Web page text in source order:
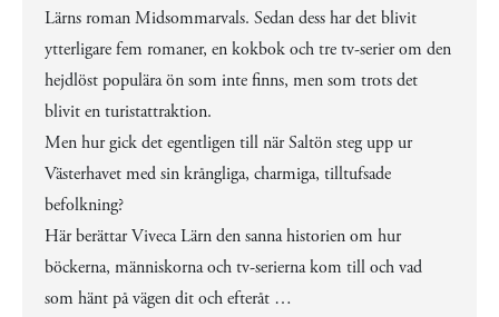
Lärns roman Midsommarvals. Sedan dess har det blivit
ytterligare fem romaner, en kokbok och tre tv-serier om den
hejdlöst populära ön som inte finns, men som trots det
blivit en turistattraktion.
Men hur gick det egentligen till när Saltön steg upp ur
Västerhavet med sin krångliga, charmiga, tilltufsade
befolkning?
Här berättar Viveca Lärn den sanna historien om hur
böckerna, människorna och tv-serierna kom till och vad
som hänt på vägen dit och efteråt …